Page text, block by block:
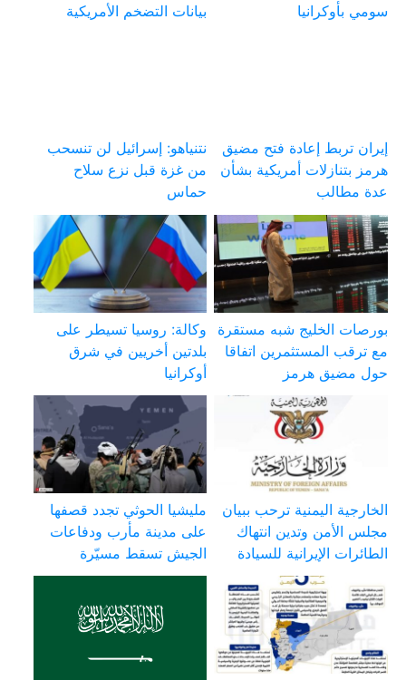
سومي بأوكرانيا بيانات التضخم الأمريكية
إيران تربط إعادة فتح مضيق
هرمز بتنازلات أمريكية بشأن
عدة مطالب
نتنياهو: إسرائيل لن تنسحب
من غزة قبل نزع سلاح
حماس
بورصات الخليج شبه مستقرة
مع ترقب المستثمرين اتفاقا
حول مضيق هرمز
وكالة: روسيا تسيطر على
بلدتين أخريين في شرق
أوكرانيا
الخارجية اليمنية ترحب ببيان
مجلس الأمن وتدين انتهاك
الطائرات الإيرانية للسيادة
مليشيا الحوثي تجدد قصفها
على مدينة مأرب ودفاعات
الجيش تسقط مسيّرة